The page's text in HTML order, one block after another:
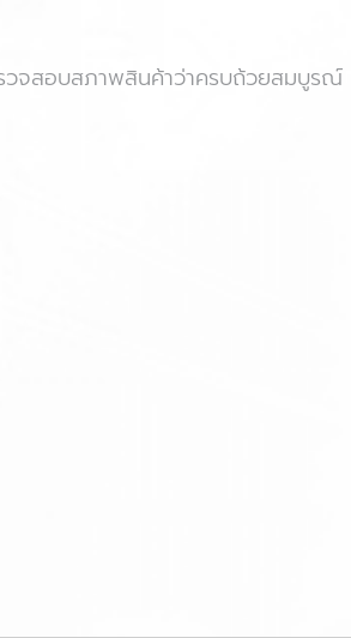
จสอบสภาพสินค้าว่าครบถ้วยสมบูรณ์